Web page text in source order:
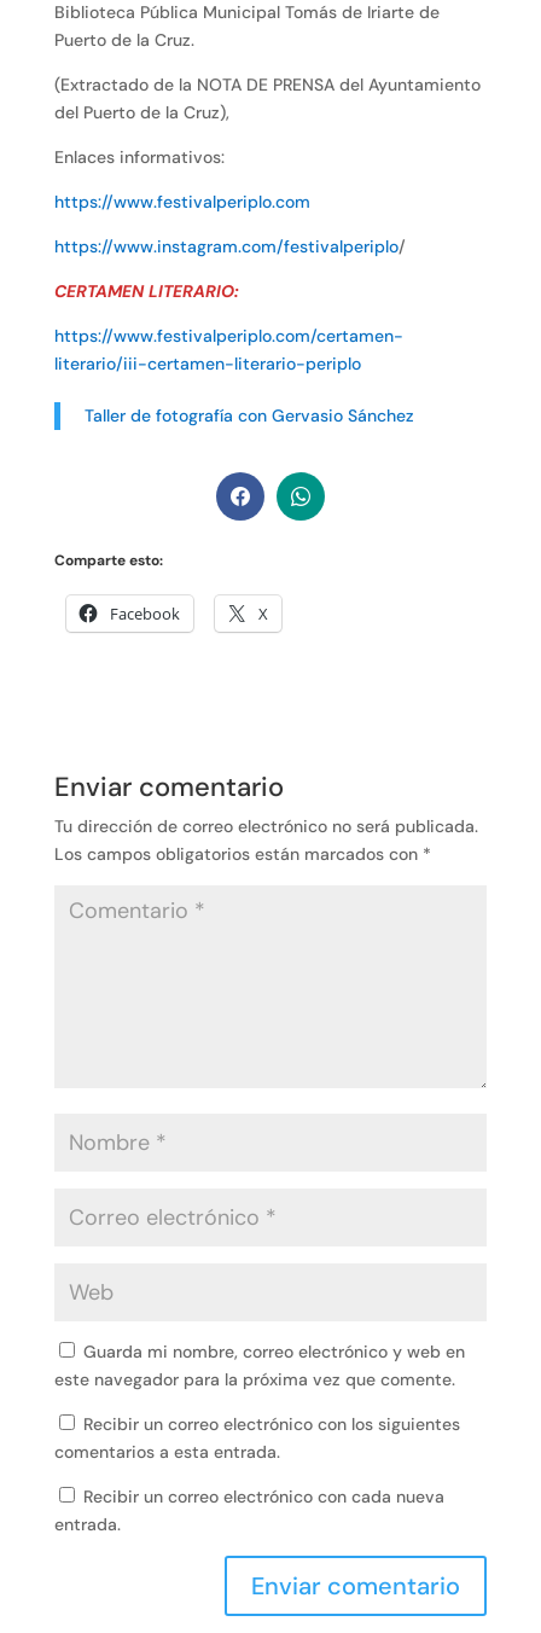
Biblioteca Pública Municipal Tomás de Iriarte de
Puerto de la Cruz.
(Extractado de la NOTA DE PRENSA del Ayuntamiento
del Puerto de la Cruz),
Enlaces informativos:
https://www.festivalperiplo.com
https://www.instagram.com/festivalperiplo/
CERTAMEN LITERARIO:
https://www.festivalperiplo.com/certamen-
literario/iii-certamen-literario-periplo
Taller de fotografía con Gervasio Sánchez
Comparte esto:
Facebook X
Enviar comentario
Tu dirección de correo electrónico no será publicada.
Los campos obligatorios están marcados con *
Guarda mi nombre, correo electrónico y web en
este navegador para la próxima vez que comente.
Recibir un correo electrónico con los siguientes
comentarios a esta entrada.
Recibir un correo electrónico con cada nueva
entrada.